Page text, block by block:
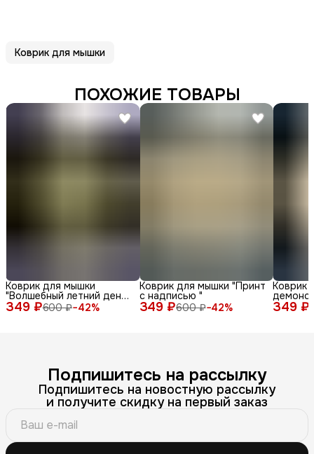
Коврик для мышки
ПОХОЖИЕ ТОВАРЫ
349 ₽600 ₽−42%
Коврик для мышки
"Волшебный летний день
с енотом среди ромашек
и бабочек"
349 ₽600 ₽−42%
Коврик для мышки "Принт
с надписью "
349 ₽
Коврик
лица и
Подпишитесь на рассылку
Подпишитесь на новостную рассылку
и получите скидку на первый заказ